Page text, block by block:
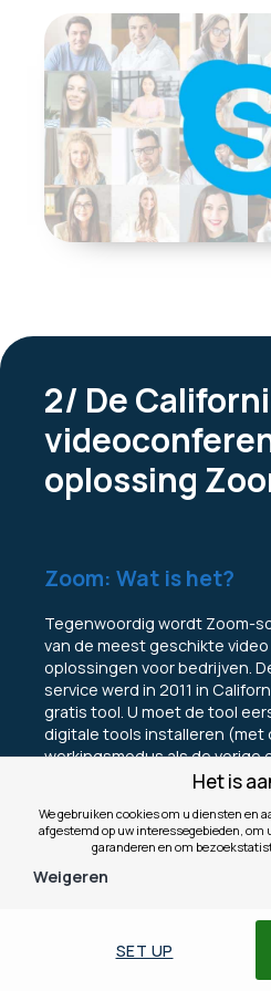
2/ De
oplossing
Zoom: Wat is het?
Tegenwoordig wordt Zoom-
van de meest geschikte
oplossingen voor bedrijven.
service werd in 2011 in
gratis tool. U moet de tool
digitale tools installeren (met
werkingsmodus als de vorige
enige wat u nodig hebt is
optimale overdracht van het
internetverbinding aan te
SET UP
Het is
We gebruiken cookies om u diensten en
afgestemd op uw interessegebieden, om
garanderen en om
Weigeren